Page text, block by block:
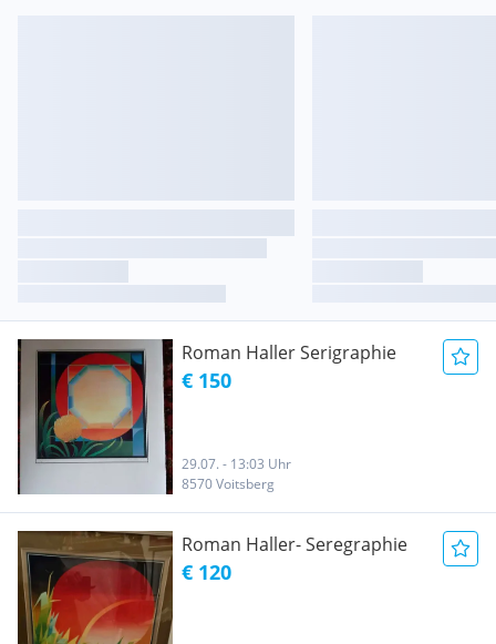
Roman Haller Serigraphie
€ 150
29.07. - 13:03 Uhr
8570 Voitsberg
Roman Haller- Seregraphie
€ 120